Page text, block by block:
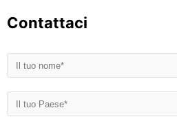
Contattaci